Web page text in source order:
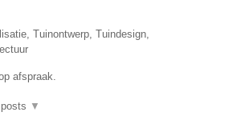
Tuinontwerp, Tuindesign,
afspraak.
▼